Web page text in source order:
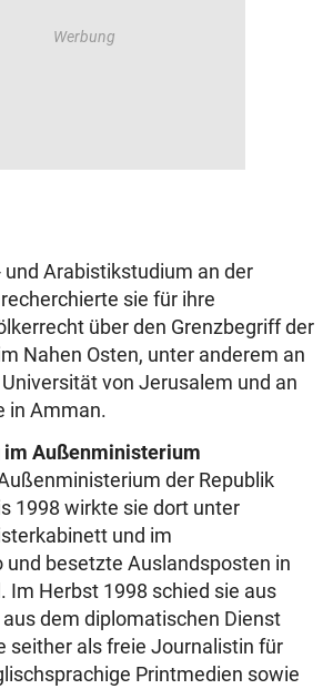
und Arabistikstudium an der
sie für ihre
über den Grenzbegriff der
Nahen Osten, unter anderem an
von Jerusalem und an
in Amman.
Außenministerium
der Republik
1998 wirkte sie dort unter
und im
und besetzte Auslandsposten in
Im Herbst 1998 schied sie aus
dem diplomatischen Dienst
seither als freie Journalistin für
Printmedien sowie